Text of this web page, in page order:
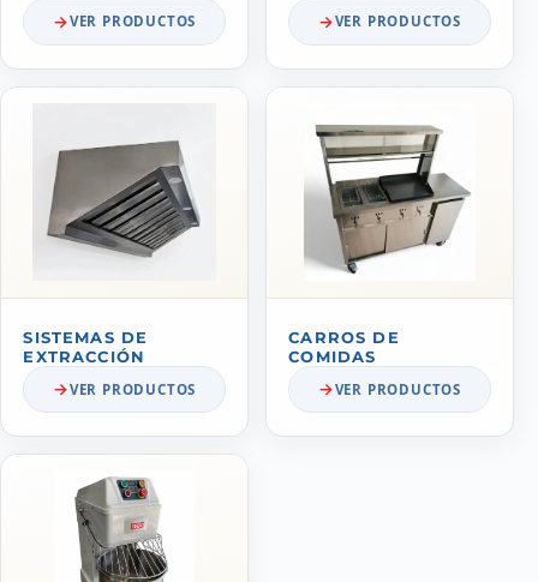
VER PRODUCTOS VER PRODUCTOS
SISTEMAS DE
EXTRACCIÓN
VER PRODUCTOS
CARROS DE
COMIDAS
VER PRODUCTOS